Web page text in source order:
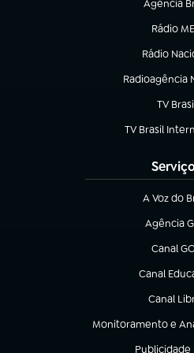
Agência
(abre em
Rádio
Rádio
(abre em
Radioagência
(abre em nova
TV
(abre
TV Brasil
(abre em
A Voz do
(abre em
Agência
(abre em
Canal
(abre em
Canal
(abre em
Canal
(abre em
Monitoramento e
(abre em nova aba)
Publicidade